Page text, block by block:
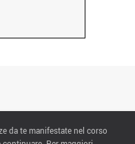
da te manifestate nel corso